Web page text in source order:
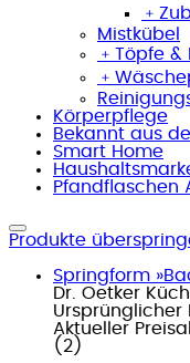
﹢
Mistkübel
﹢ Töpfe &
﹢
Körperpflege
Bekannt aus
Smart Home
Pfandflaschen
Produkte
Springform
Dr. Oetker
Ursprünglicher
Aktueller Preis
( 2 )